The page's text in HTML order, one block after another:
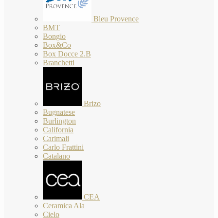
Bleu Provence
BMT
Bongio
Box&Co
Box Docce 2.B
Branchetti
Brizo
Bugnatese
Burlington
California
Carimali
Carlo Frattini
Catalano
CEA
Ceramica Ala
Cielo